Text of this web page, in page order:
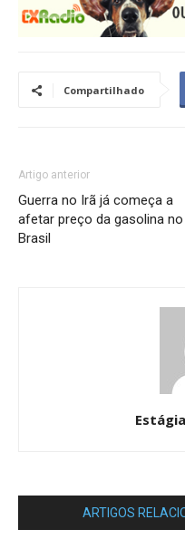
Compartilhado
Artigo anterior
Guerra no Irã já começa a
afetar preço da gasolina no
Brasil
ARTIGOS